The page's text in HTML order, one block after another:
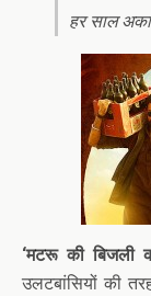
हर साल
‘मटरू की बिजली
उलटबांसियों की